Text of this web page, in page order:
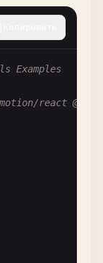
Examples
react